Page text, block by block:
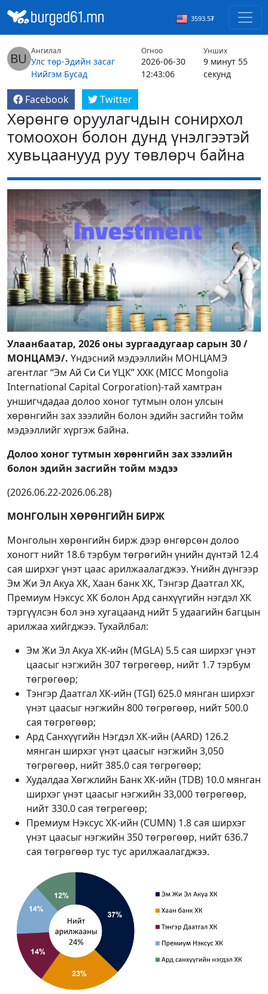
3593.5₮
Ангилал
Улс төр-Эдийн засаг
Нийгэм Бусад
Огноо
2026-06-30
12:43:06
Унших
9 минут 55
секунд
Facebook Twitter
Хөрөнгө оруулагчдын сонирхол
томоохон болон дунд үнэлгээтэй
хувьцаанууд руу төвлөрч байна
Улаанбаатар, 2026 оны зургаадугаар сарын 30 /
МОНЦАМЭ/. Үндэсний мэдээллийн МОНЦАМЭ
агентлаг “Эм Ай Си Си ҮЦК” ХХК (MICC Mongolia
International Capital Corporation)-тай хамтран
уншигчдадаа долоо хоног тутмын олон улсын
хөрөнгийн зах зээлийн болон эдийн засгийн тойм
мэдээллийг хүргэж байна.
Долоо хоног тутмын хөрөнгийн зах зээлийн
болон эдийн засгийн тойм мэдээ
(2026.06.22-2026.06.28)
МОНГОЛЫН ХӨРӨНГИЙН БИРЖ​
Монголын хөрөнгийн бирж дээр өнгөрсөн долоо
хоногт нийт 18.6 тэрбум төгрөгийн үнийн дүнтэй 12.4
сая ширхэг үнэт цаас арилжаалагджээ. Үнийн дүнгээр
Эм Жи Эл Акуа ХК, Хаан банк ХК, Тэнгэр Даатгал ХК,
Премиум Нэксус ХК болон Ард санхүүгийн нэгдэл ХК
тэргүүлсэн бол энэ хугацаанд нийт 5 удаагийн багцын
арилжаа хийгджээ. Тухайлбал:
Эм Жи Эл Акуа ХК-ийн (MGLA) 5.5 сая ширхэг үнэт
цаасыг нэгжийн 307 төгрөгөөр, нийт 1.7 тэрбум
төгрөгөөр;
Тэнгэр Даатгал ХК-ийн (TGI) 625.0 мянган ширхэг
үнэт цаасыг нэгжийн 800 төгрөгөөр, нийт 500.0
сая төгрөгөөр;
Ард Санхүүгийн Нэгдэл ХК-ийн (AARD) 126.2
мянган ширхэг үнэт цаасыг нэгжийн 3,050
төгрөгөөр, нийт 385.0 сая төгрөгөөр;
Худалдаа Хөгжлийн Банк ХК-ийн (TDB) 10.0 мянган
ширхэг үнэт цаасыг нэгжийн 33,000 төгрөгөөр,
нийт 330.0 сая төгрөгөөр;
Премиум Нэксус ХК-ийн (CUMN) 1.8 сая ширхэг
үнэт цаасыг нэгжийн 350 төгрөгөөр, нийт 636.7
сая төгрөгөөр тус тус арилжаалагджээ.